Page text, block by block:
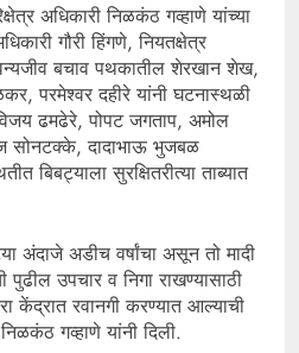
अधिकारी निळकंठ गव्हाणे यांच्या
गौरी हिंगणे, नियतक्षेत्र
बचाव पथकातील शेरखान शेख,
परमेश्वर दहीरे यांनी घटनास्थळी
ढमढेरे, पोपट जगताप, अमोल
सोनटक्के, दादाभाऊ भुजबळ
बिबट्याला सुरक्षितरीत्या ताब्यात
अंदाजे अडीच वर्षांचा असून तो मादी
पुढील उपचार व निगा राखण्यासाठी
केंद्रात रवानगी करण्यात आल्याची
गव्हाणे यांनी दिली.